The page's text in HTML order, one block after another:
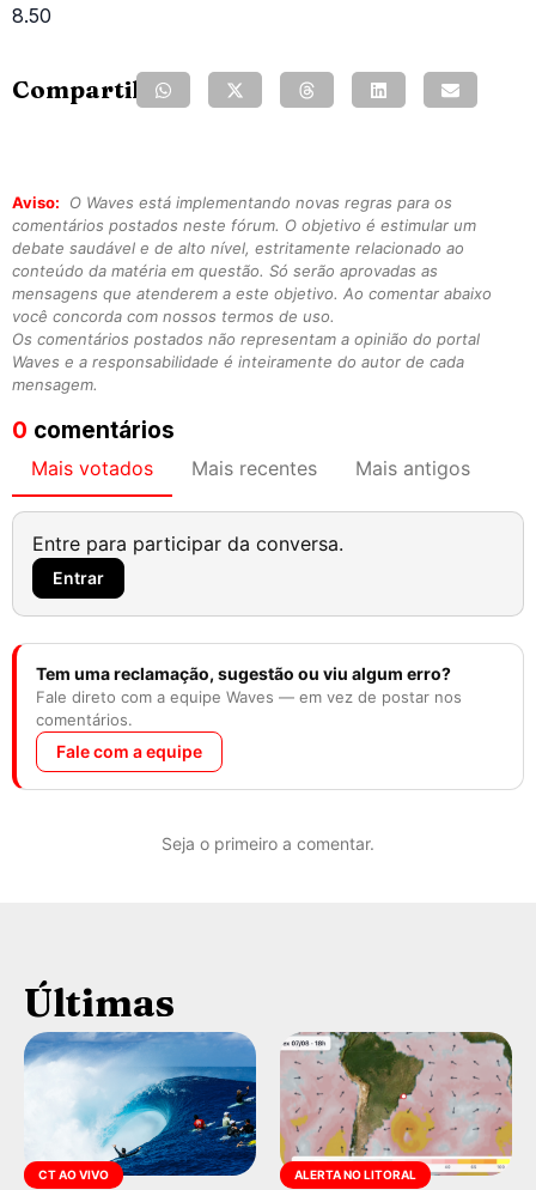
8.50
Compartilhe:
Aviso:
O Waves está implementando novas regras para os
comentários postados neste fórum. O objetivo é estimular um
debate saudável e de alto nível, estritamente relacionado ao
conteúdo da matéria em questão. Só serão aprovadas as
mensagens que atenderem a este objetivo. Ao comentar abaixo
você concorda com nossos termos de uso.
Os comentários postados não representam a opinião do portal
Waves e a responsabilidade é inteiramente do autor de cada
mensagem.
0 comentários
Mais votados Mais recentes Mais antigos
Entre para participar da conversa.
Entrar
Tem uma reclamação, sugestão ou viu algum erro?
Fale direto com a equipe Waves — em vez de postar nos
comentários.
Fale com a equipe
Seja o primeiro a comentar.
Últimas
CT AO VIVO ALERTA NO LITORAL